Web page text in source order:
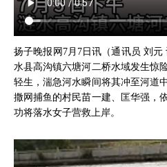
扬子晚报网7月7日讯（通讯员 刘
水县高沟镇六塘河二桥水域发生惊
轻生，湍急河水瞬间将其冲至河道
撒网捕鱼的村民苗一建、匡华强，
功将落水女子营救上岸。